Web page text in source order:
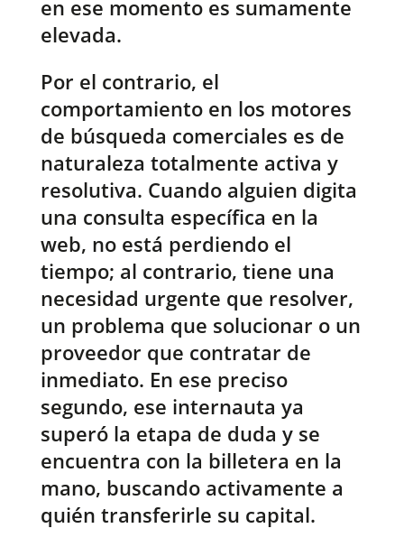
en ese momento es sumamente
elevada.
Por el contrario, el
comportamiento en los motores
de búsqueda comerciales es de
naturaleza totalmente activa y
resolutiva. Cuando alguien digita
una consulta específica en la
web, no está perdiendo el
tiempo; al contrario, tiene una
necesidad urgente que resolver,
un problema que solucionar o un
proveedor que contratar de
inmediato. En ese preciso
segundo, ese internauta ya
superó la etapa de duda y se
encuentra con la billetera en la
mano, buscando activamente a
quién transferirle su capital.